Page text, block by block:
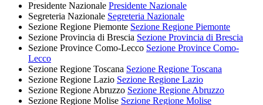
Presidente Nazionale Presidente Nazionale
Segreteria Nazionale Segreteria Nazionale
Sezione Regione Piemonte Sezione Regione Piemonte
Sezione Provincia di Brescia Sezione Provincia di Brescia
Sezione Province Como-Lecco Sezione Province Como-
Lecco
Sezione Regione Toscana Sezione Regione Toscana
Sezione Regione Lazio Sezione Regione Lazio
Sezione Regione Abruzzo Sezione Regione Abruzzo
Sezione Regione Molise Sezione Regione Molise